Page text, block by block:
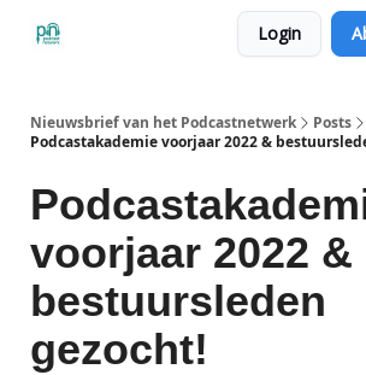
Login
Nieuwsbrief van het Podcastnetwerk
Posts
Podcastakademie voorjaar 2022 &
voorjaar 2022 &
bestuursleden
gezocht!